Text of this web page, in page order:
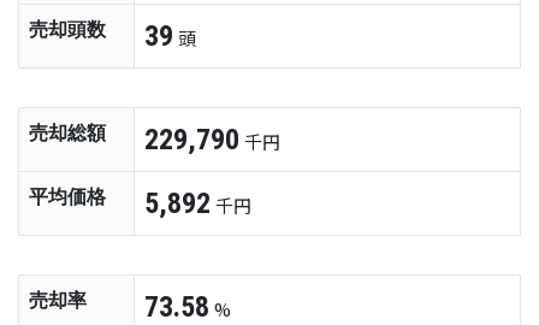
売却頭数 39 頭
売却総額 229,790 千円
平均価格 5,892 千円
売却率 73.58 %